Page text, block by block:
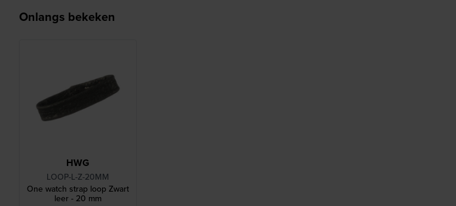
Onlangs bekeken
HWG
LOOP-L-Z-20MM
One watch strap loop Zwart
leer - 20 mm